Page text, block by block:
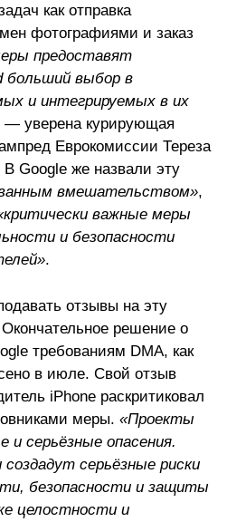
как отправка
фотографиями и заказ
предоставят
больший выбор в
и интегрируемых в их
— уверена курирующая
Еврокомиссии Тереза
Google же назвали эту
вмешательством»,
важные меры
и безопасности
.
отзывы на эту
решение о
требованиям DMA, как
в июле. Свой отзыв
iPhone раскритиковал
меры. «Проекты
серьёзные опасения.
серьёзные риски
безопасности и защиты
целостности и